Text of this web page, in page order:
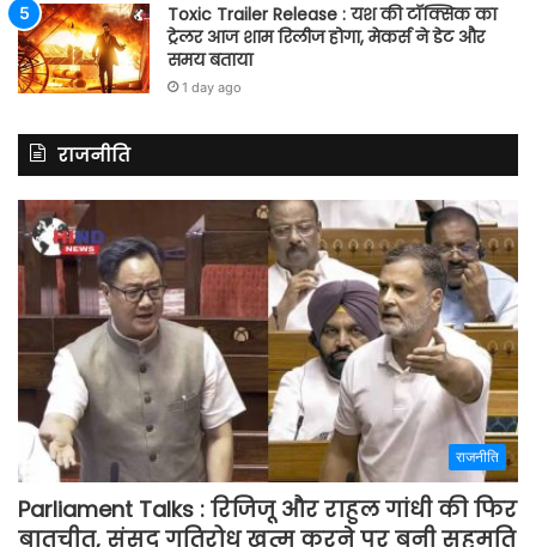
Toxic Trailer Release : यश की टॉक्सिक का
ट्रेलर आज शाम रिलीज होगा, मेकर्स ने डेट और
समय बताया
1 day ago
राजनीति
राजनीति
Parliament Talks : रिजिजू और राहुल गांधी की फिर
बातचीत, संसद गतिरोध खत्म करने पर बनी सहमति